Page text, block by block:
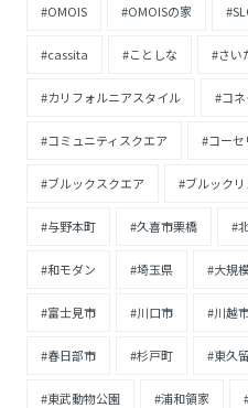
#OMOIS #OMOISの家
#cassita #ことしな #さい
#カリフォルニアスタイル #コ
#コミュニティスクエア #コーセ
#ブルックスクエア #ブルック
#与野本町 #久喜市栗橋 #
#和モダン #埼玉県 #大規
#富士見市 #川口市 #川越
#春日部市 #杉戸町 #東久
#東武動物公園 #浦和領家